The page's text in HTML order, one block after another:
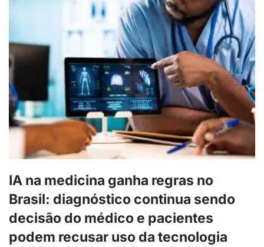
IA na medicina ganha regras no
Brasil: diagnóstico continua sendo
decisão do médico e pacientes
podem recusar uso da tecnologia